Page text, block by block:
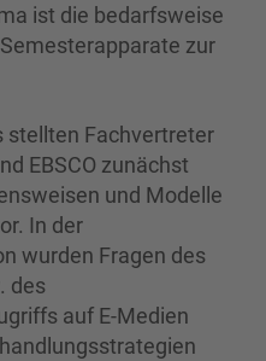
ist die bedarfsweise
zur
stellten Fachvertreter
EBSCO zunächst
und Modelle
In der
wurden Fragen des
des
auf E-Medien